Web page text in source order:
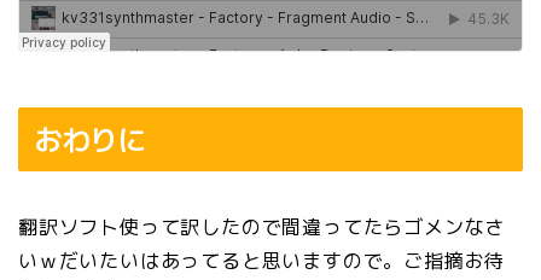
おわりに
翻訳ソフト使って訳したので間違ってたらゴメンなさ
いｗだいたいはあってると思いますので。ご指摘お待